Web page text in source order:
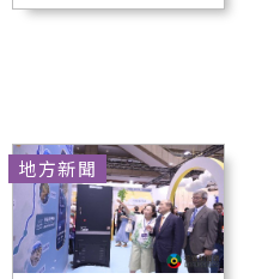
地方新聞